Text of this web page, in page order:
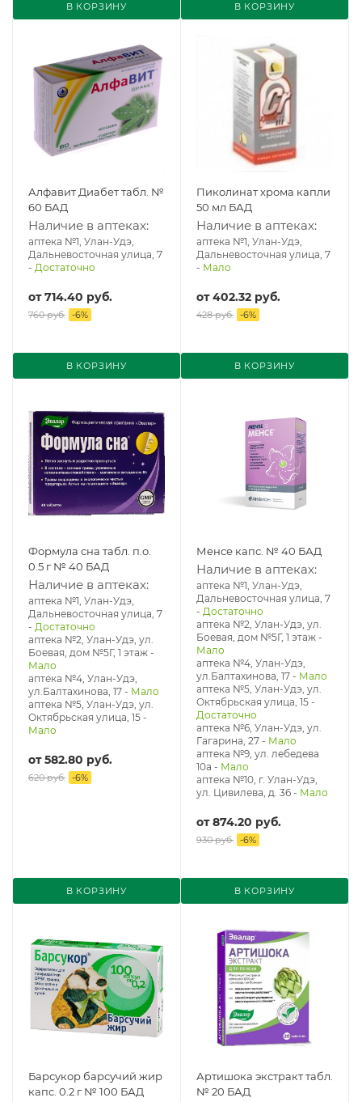
В КОРЗИНУ В КОРЗИНУ
Алфавит Диабет табл. №
60 БАД
Наличие в аптеках:
аптека №1, Улан-Удэ,
Дальневосточная улица, 7
- Достаточно
от714.40 руб.
760 руб. -6%
В КОРЗИНУ
Пиколинат хрома капли
50 мл БАД
Наличие в аптеках:
аптека №1, Улан-Удэ,
Дальневосточная улица, 7
- Мало
от402.32 руб.
428 руб. -6%
В КОРЗИНУ
Формула сна табл. п.о.
0.5 г № 40 БАД
Наличие в аптеках:
аптека №1, Улан-Удэ,
Дальневосточная улица, 7
- Достаточно
аптека №2, Улан-Удэ, ул.
Боевая, дом №5Г, 1 этаж -
Мало
аптека №4, Улан-Удэ,
ул.Балтахинова, 17 - Мало
аптека №5, Улан-Удэ, ул. ​
Октябрьская улица, 15 -
Мало
от582.80 руб.
620 руб. -6%
В КОРЗИНУ
Менсе капс. № 40 БАД
Наличие в аптеках:
аптека №1, Улан-Удэ,
Дальневосточная улица, 7
- Достаточно
аптека №2, Улан-Удэ, ул.
Боевая, дом №5Г, 1 этаж -
Мало
аптека №4, Улан-Удэ,
ул.Балтахинова, 17 - Мало
аптека №5, Улан-Удэ, ул. ​
Октябрьская улица, 15 -
Достаточно
аптека №6, Улан-Удэ, ул.
Гагарина, 27 - Мало
аптека №9, ул. лебедева
10а - Мало
аптека №10, г. Улан-Удэ,
ул. Цивилева, д. 36 - Мало
от874.20 руб.
930 руб. -6%
В КОРЗИНУ
Барсукор барсучий жир
капс. 0.2 г № 100 БАД
Артишока экстракт табл.
№ 20 БАД